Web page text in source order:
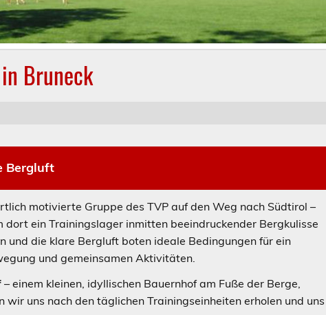
Bruneck
Bergluft
motivierte Gruppe des TVP auf den Weg nach Südtirol –
dort ein Trainingslager inmitten beeindruckender Bergkulisse
und die klare Bergluft boten ideale Bedingungen für ein
und gemeinsamen Aktivitäten.
– einem kleinen, idyllischen Bauernhof am Fuße der Berge,
uns nach den täglichen Trainingseinheiten erholen und uns